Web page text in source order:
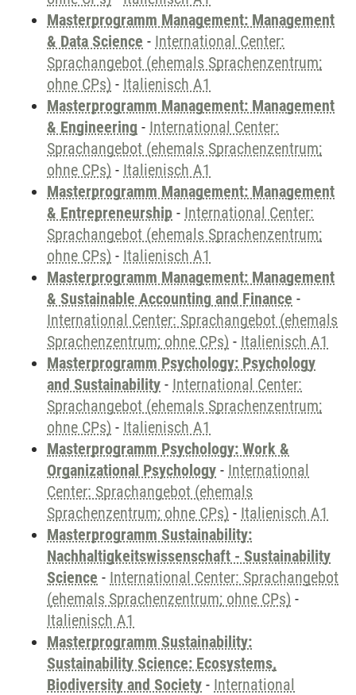
Masterprogramm Management: Management
& Data Science - International Center:
Sprachangebot (ehemals Sprachenzentrum;
ohne CPs) - Italienisch A1
Masterprogramm Management: Management
& Engineering - International Center:
Sprachangebot (ehemals Sprachenzentrum;
ohne CPs) - Italienisch A1
Masterprogramm Management: Management
& Entrepreneurship - International Center:
Sprachangebot (ehemals Sprachenzentrum;
ohne CPs) - Italienisch A1
Masterprogramm Management: Management
& Sustainable Accounting and Finance -
International Center: Sprachangebot (ehemals
Sprachenzentrum; ohne CPs) - Italienisch A1
Masterprogramm Psychology: Psychology
and Sustainability - International Center:
Sprachangebot (ehemals Sprachenzentrum;
ohne CPs) - Italienisch A1
Masterprogramm Psychology: Work &
Organizational Psychology - International
Center: Sprachangebot (ehemals
Sprachenzentrum; ohne CPs) - Italienisch A1
Masterprogramm Sustainability:
Nachhaltigkeitswissenschaft - Sustainability
Science - International Center: Sprachangebot
(ehemals Sprachenzentrum; ohne CPs) -
Italienisch A1
Masterprogramm Sustainability:
Sustainability Science: Ecosystems,
Biodiversity and Society - International